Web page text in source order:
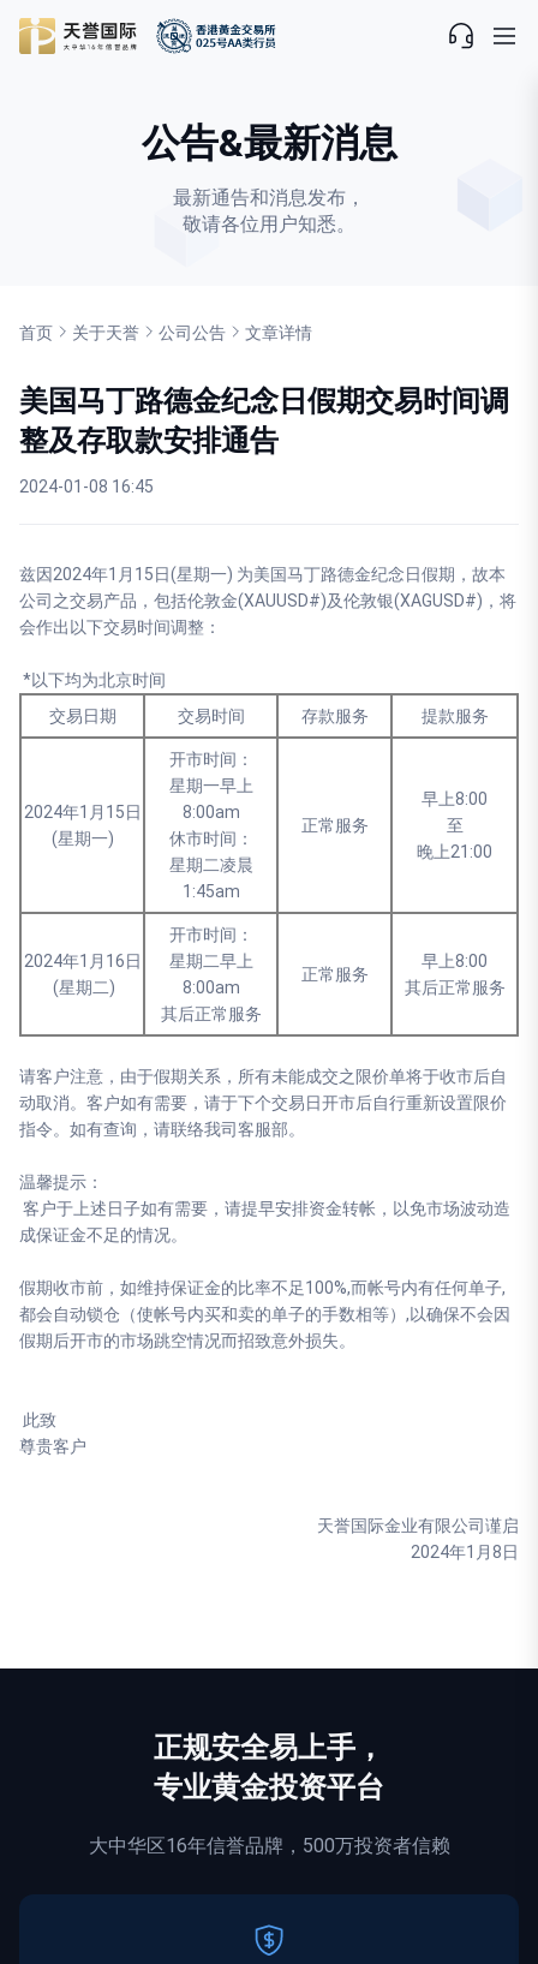
公告&最新消息
最新通告和消息发布，
敬请各位用户知悉。
首页 关于天誉 公司公告 文章详情
美国马丁路德金纪念日假期交易时间调
整及存取款安排通告
2024-01-08 16:45
兹因2024年1月15日(星期一) 为美国马丁路德金纪念日假期，故本
公司之交易产品，包括伦敦金(XAUUSD#)及伦敦银(XAGUSD#)，将
会作出以下交易时间调整：
*以下均为北京时间
交易日期
交易时间 存款服务 提款服务
2024年1月15日
(星期一)
开市时间：
星期一早上
8:00am
休市时间：
星期二凌晨
1:45am
正常服务
早上8:00
至
晚上21:00
2024年1月16日
(星期二)
开市时间：
星期二早上
8:00am
其后正常服务
正常服务
早上8:00
其后正常服务
请客户注意，由于假期关系，所有未能成交之限价单将于收市后自
动取消。客户如有需要，请于下个交易日开市后自行重新设置限价
指令。如有查询，请联络我司客服部。
温馨提示：
客户于上述日子如有需要，请提早安排资金转帐，以免市场波动造
成保证金不足的情况。
假期收市前，如维持保证金的比率不足100%,而帐号内有任何单子,
都会自动锁仓（使帐号内买和卖的单子的手数相等）,以确保不会因
假期后开市的市场跳空情况而招致意外损失。
此致
尊贵客户
天誉国际金业有限公司谨启
2024年1月8日
正规安全易上手，
专业黄金投资平台
大中华区16年信誉品牌，500万投资者信赖